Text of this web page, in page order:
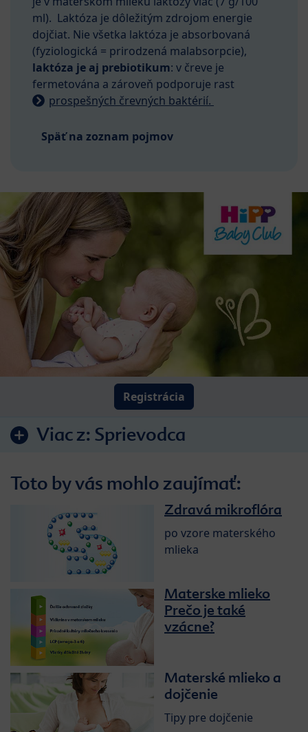
ml). Laktóza je dôležitým zdrojom energie
dojčiat. Nie všetka laktóza je absorbovaná
(fyziologická = prirodzená malabsorpcie),
laktóza je aj prebiotikum: v čreve je
fermetována a zároveň podporuje rast
prospešných črevných baktérií.
Späť na zoznam pojmov
Registrácia
Viac z: Sprievodca
Toto by vás mohlo zaujímať:
Zdravá mikroflóra
po vzore materského
mlieka
Materske mlieko
Prečo je také
vzácne?
Materské mlieko a
dojčenie
Tipy pre dojčenie